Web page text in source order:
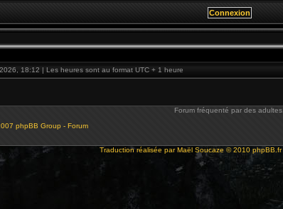
18:12 | Les heures sont au format UTC + 1 heure
Forum fréquenté par des adultes.
phpBB Group - Forum
Traduction réalisée parMaël Soucaze © 2010 phpBB.fr